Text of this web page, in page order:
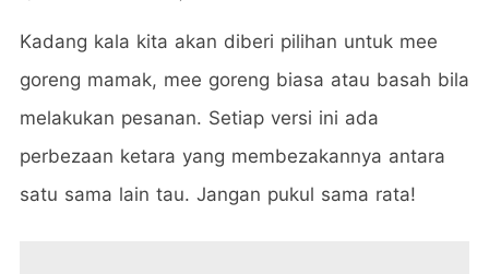
Kadang kala kita akan diberi pilihan untuk mee
goreng mamak, mee goreng biasa atau basah bila
melakukan pesanan. Setiap versi ini ada
perbezaan ketara yang membezakannya antara
satu sama lain tau. Jangan pukul sama rata!